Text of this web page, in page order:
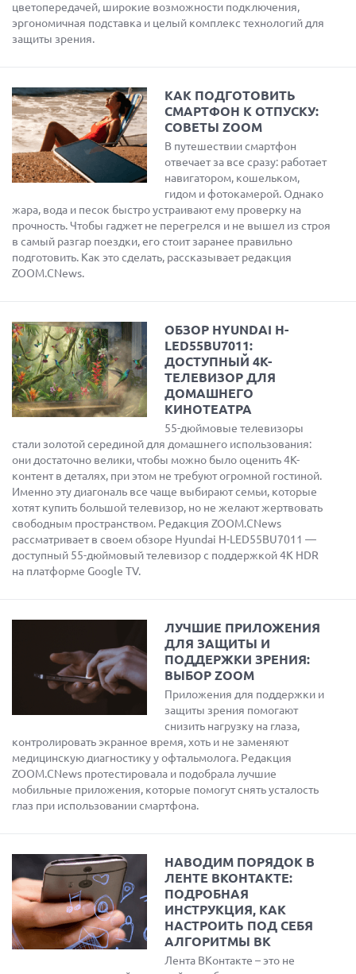
цветопередачей, широкие возможности подключения,
эргономичная подставка и целый комплекс технологий для
защиты зрения.
КАК ПОДГОТОВИТЬ
СМАРТФОН К ОТПУСКУ:
СОВЕТЫ ZOOM
В путешествии смартфон
отвечает за все сразу: работает
навигатором, кошельком,
гидом и фотокамерой. Однако
жара, вода и песок быстро устраивают ему проверку на
прочность. Чтобы гаджет не перегрелся и не вышел из строя
в самый разгар поездки, его стоит заранее правильно
подготовить. Как это сделать, рассказывает редакция
ZOOM.CNews.
ОБЗОР HYUNDAI H-
LED55BU7011:
ДОСТУПНЫЙ 4K-
ТЕЛЕВИЗОР ДЛЯ
ДОМАШНЕГО
КИНОТЕАТРА
55-дюймовые телевизоры
стали золотой серединой для домашнего использования:
они достаточно велики, чтобы можно было оценить 4K-
контент в деталях, при этом не требуют огромной гостиной.
Именно эту диагональ все чаще выбирают семьи, которые
хотят купить большой телевизор, но не желают жертвовать
свободным пространством. Редакция ZOOM.CNews
рассматривает в своем обзоре Hyundai H-LED55BU7011 —
доступный 55-дюймовый телевизор с поддержкой 4K HDR
на платформе Google TV.
ЛУЧШИЕ ПРИЛОЖЕНИЯ
ДЛЯ ЗАЩИТЫ И
ПОДДЕРЖКИ ЗРЕНИЯ:
ВЫБОР ZOOM
Приложения для поддержки и
защиты зрения помогают
снизить нагрузку на глаза,
контролировать экранное время, хоть и не заменяют
медицинскую диагностику у офтальмолога. Редакция
ZOOM.CNews протестировала и подобрала лучшие
мобильные приложения, которые помогут снять усталость
глаз при использовании смартфона.
НАВОДИМ ПОРЯДОК В
ЛЕНТЕ ВКОНТАКТЕ:
ПОДРОБНАЯ
ИНСТРУКЦИЯ, КАК
НАСТРОИТЬ ПОД СЕБЯ
АЛГОРИТМЫ ВК
Лента ВКонтакте – это не